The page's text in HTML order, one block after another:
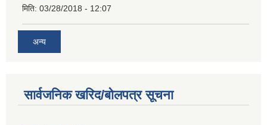
मिति: 03/28/2018 - 12:07
अन्य
सार्वजनिक खरिद/बोलपत्र सूचना